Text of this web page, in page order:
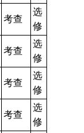
考查
选
修
考查
选
修
考查
选
修
考查
选
修